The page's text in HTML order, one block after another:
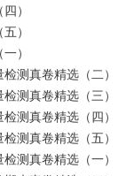
）
）
）
测真卷精选（二）
测真卷精选（三）
测真卷精选（四）
测真卷精选（五）
测真卷精选（一）